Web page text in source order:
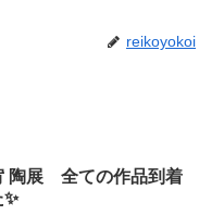
reikoyokoi
陶展 全ての作品到着